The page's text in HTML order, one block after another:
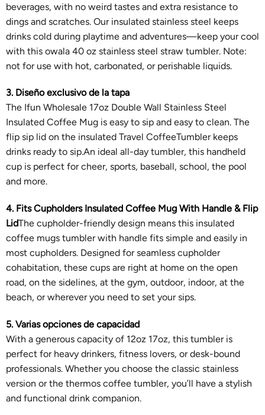
beverages, with no weird tastes and extra resistance to
dings and scratches. Our insulated stainless steel keeps
drinks cold during playtime and adventures—keep your cool
with this owala 40 oz stainless steel straw tumbler. Note:
not for use with hot, carbonated, or perishable liquids.
3. Diseño exclusivo de la tapa
The Ifun Wholesale 17oz Double Wall Stainless Steel
Insulated Coffee Mug is easy to sip and easy to clean. The
flip sip lid on the insulated Travel CoffeeTumbler keeps
drinks ready to sip.An ideal all-day tumbler, this handheld
cup is perfect for cheer, sports, baseball, school, the pool
and more.
4. Fits Cupholders Insulated Coffee Mug With Handle & Flip
LidThe cupholder-friendly design means this insulated
coffee mugs tumbler with handle fits simple and easily in
most cupholders. Designed for seamless cupholder
cohabitation, these cups are right at home on the open
road, on the sidelines, at the gym, outdoor, indoor, at the
beach, or wherever you need to set your sips.
5. Varias opciones de capacidad
With a generous capacity of 12oz 17oz, this tumbler is
perfect for heavy drinkers, fitness lovers, or desk-bound
professionals. Whether you choose the classic stainless
version or the thermos coffee tumbler, you’ll have a stylish
and functional drink companion.